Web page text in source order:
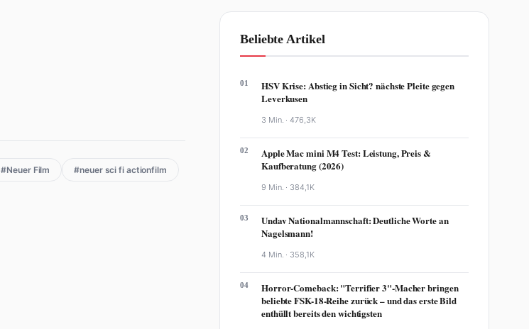
#Neuer Film #neuer sci fi actionfilm
Beliebte Artikel
01
HSV Krise: Abstieg in Sicht? nächste Pleite gegen
Leverkusen
3 Min. ·476,3K
02
Apple Mac mini M4 Test: Leistung, Preis &
Kaufberatung (2026)
9 Min. · 384,1K
03
Undav Nationalmannschaft: Deutliche Worte an
Nagelsmann!
4 Min. · 358,1K
04
Horror-Comeback: "Terrifier 3"-Macher bringen
beliebte FSK-18-Reihe zurück – und das erste Bild
enthüllt bereits den wichtigsten